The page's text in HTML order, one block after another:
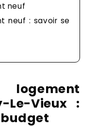
neuf
neuf : savoir se
Le-Vieux :